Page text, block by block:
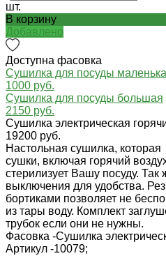
шт.
В корзину
Добавлено
Доступна фасовка
Сушилка для посуды
1000 руб.
Сушилка для посуды большая
2150 руб.
Сушилка электрическая
19200 руб.
Настольная сушилка,
сушки, включая горячий
стерилизует Вашу посуду.
выключения для удобства.
бортиками позволяет не
из тары воду. Комплект
трубок если они не нужны.
Фасовка -Сушилка
Артикул -10079;